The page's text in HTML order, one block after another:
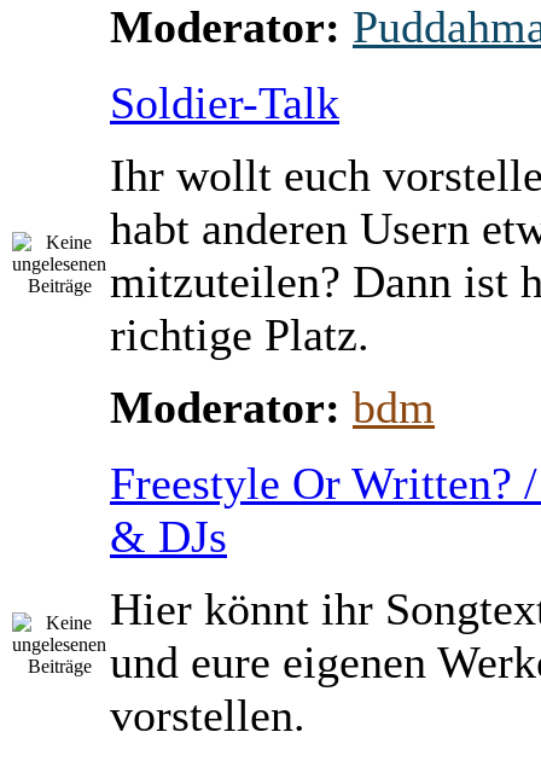
Moderator:
Soldier-Talk
Ihr wollt euch
habt anderen Usern
mitzuteilen? Dann ist
richtige Platz.
Moderator: bdm
Freestyle Or Written?
& DJs
Hier könnt ihr
und eure eigenen
vorstellen.